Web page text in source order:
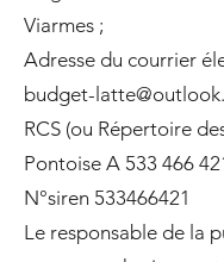
Viarmes ;
Adresse du courrier
budget-
RCS (ou Répertoire
Pontoise A 533 466
N°siren 533466421
Le responsable de la